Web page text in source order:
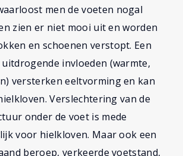
men de voeten nogal
zien er niet mooi uit en worden
en schoenen verstopt. Een
invloeden (warmte,
versterken eeltvorming en kan
Verslechtering van de
onder de voet is mede
voor hielkloven. Maar ook een
beroep, verkeerde voetstand,